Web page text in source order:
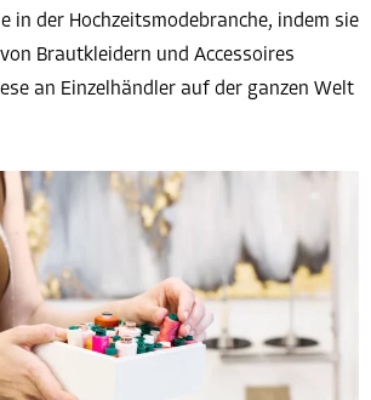
in der Hochzeitsmodebranche, indem sie
Brautkleidern und Accessoires
an Einzelhändler auf der ganzen Welt